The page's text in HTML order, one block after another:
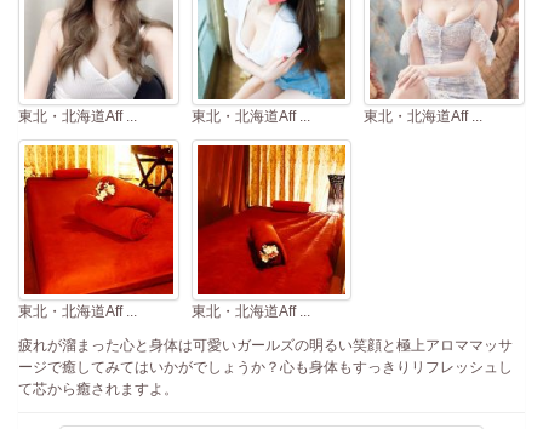
東北・北海道Aff ... 東北・北海道Aff ... 東北・北海道Aff ...
東北・北海道Aff ...
東北・北海道Aff ...
疲れが溜まった心と身体は可愛いガールズの明るい笑顔と極上アロママッサ
ージで癒してみてはいかがでしょうか？心も身体もすっきりリフレッシュし
て芯から癒されますよ。